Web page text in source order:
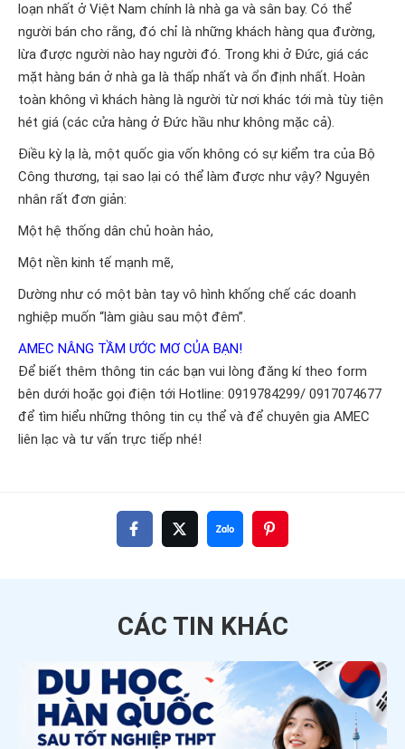
loạn nhất ở Việt Nam chính là nhà ga và sân bay. Có thể
người bán cho rằng, đó chỉ là những khách hàng qua đường,
lừa được người nào hay người đó. Trong khi ở Đức, giá các
mặt hàng bán ở nhà ga là thấp nhất và ổn định nhất. Hoàn
toàn không vì khách hàng là người từ nơi khác tới mà tùy tiện
hét giá (các cửa hàng ở Đức hầu như không mặc cả).
Điều kỳ lạ là, một quốc gia vốn không có sự kiểm tra của Bộ
Công thương, tại sao lại có thể làm được như vậy? Nguyên
nhân rất đơn giản:
Một hệ thống dân chủ hoàn hảo,
Một nền kinh tế mạnh mẽ,
Dường như có một bàn tay vô hình khống chế các doanh
nghiệp muốn “làm giàu sau một đêm”.
AMEC NÂNG TẦM ƯỚC MƠ CỦA BẠN!
Để biết thêm thông tin các bạn vui lòng đăng kí theo form
bên dưới hoặc gọi điện tới Hotline: 0919784299/ 0917074677
để tìm hiểu những thông tin cụ thể và để chuyên gia AMEC
liên lạc và tư vấn trực tiếp nhé!
CÁC TIN KHÁC